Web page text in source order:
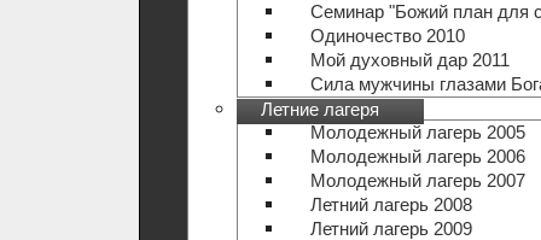
Семинар "Божий план для
Одиночество 2010
Мой духовный дар 2011
Сила мужчины глазами
Летние лагеря
Молодежный лагерь 2005
Молодежный лагерь 2006
Молодежный лагерь 2007
Летний лагерь 2008
Летний лагерь 2009